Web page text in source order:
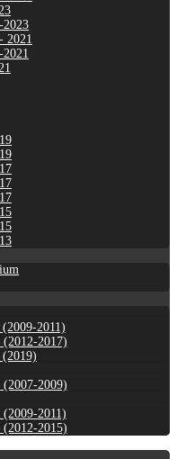
2021
2011)
2017)
(2019)
2009)
2011)
2015)